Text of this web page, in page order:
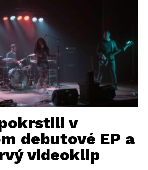
v
debutové EP a
videoklip